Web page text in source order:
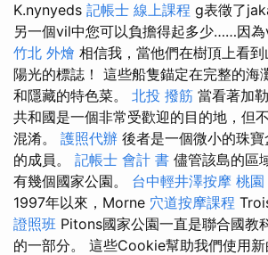
K.nynyeds 記帳士 線上課程 g表徵了
另一個vil中您可以負擔得起多少……因
竹北 外燴 相信我，當他們在樹頂上看
陽光的標誌！ 這些船隻錨定在完整的海
和隱藏的特色菜。 北投 撥筋 當看著加
共和國是一個非常受歡迎的目的地，但
混淆。 護照代辦 後者是一個微小的珠
的成員。 記帳士 會計 書 儘管該島的區
有幾個國家公園。 台中輕井澤按摩 桃園
1997年以來，Morne 穴道按摩課程
證照班 Pitons國家公園一直是聯合國教
的一部分。 這些Cookie幫助我們使用